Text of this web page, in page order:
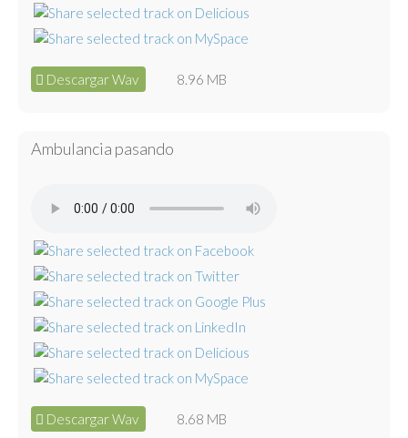
Descargar Wav 8.96 MB
Ambulancia pasando
Descargar Wav 8.68 MB